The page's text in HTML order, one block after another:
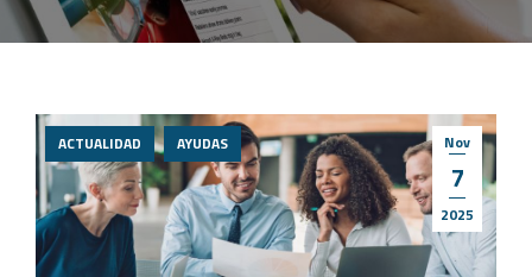
Nov
7
2025
ACTUALIDAD AYUDAS